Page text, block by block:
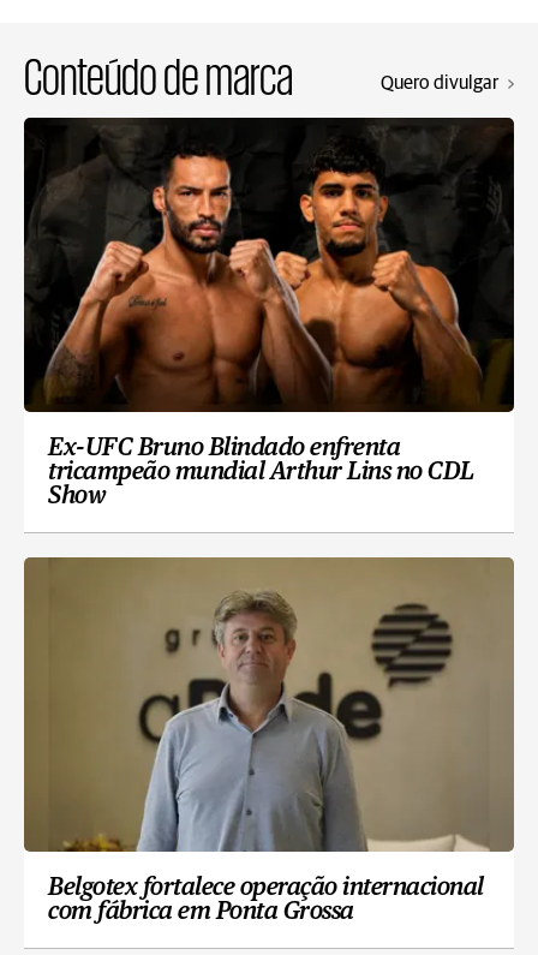
Conteúdo de marca Quero divulgar
Ex-UFC Bruno Blindado enfrenta
tricampeão mundial Arthur Lins no CDL
Show
Belgotex fortalece operação internacional
com fábrica em Ponta Grossa